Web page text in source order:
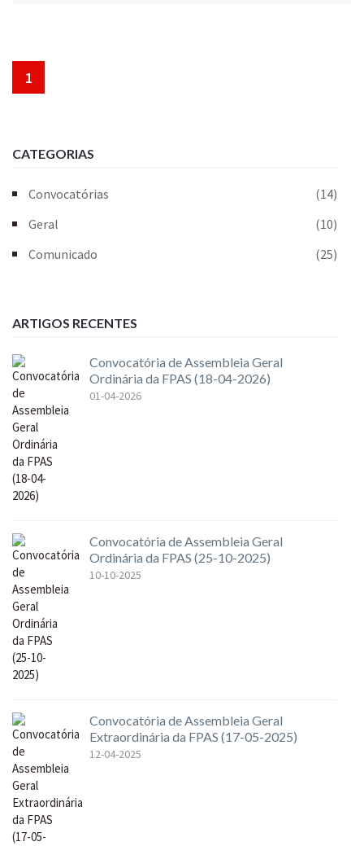
1
CATEGORIAS
Convocatórias
(14)
Geral
(10)
Comunicado
(25)
ARTIGOS RECENTES
Convocatória de Assembleia Geral
Ordinária da FPAS (18-04-2026)
01-04-2026
Convocatória de Assembleia Geral
Ordinária da FPAS (25-10-2025)
10-10-2025
Convocatória de Assembleia Geral
Extraordinária da FPAS (17-05-2025)
12-04-2025